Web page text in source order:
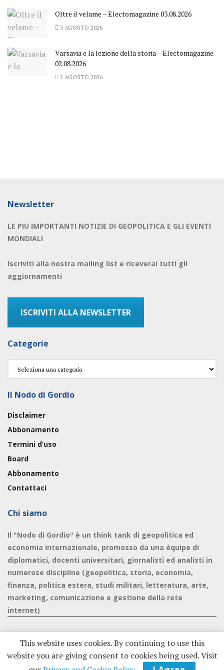
Oltre il velame – Electomagazine 03.08.2026
3 AGOSTO 2026
Varsavia e la lezione della storia – Electomagazine
02.08.2026
2 AGOSTO 2026
Newsletter
LE PIU IMPORTANTI NOTIZIE DI GEOPOLITICA E GLI EVENTI
MONDIALI
Iscriviti alla nostra mailing list e riceverai tutti gli
aggiornamenti
ISCRIVITI ALLA NEWSLETTER
Categorie
Categorie
Il Nodo di Gordio
Disclaimer
Abbonamento
Termini d’uso
Board
Abbonamento
Contattaci
Chi siamo
Il "Nodo di Gordio" è un think tank di geopolitica ed
economia internazionale, promosso da una équipe di
diplomatici, docenti universitari, giornalisti ed analisti in
numerose discipline (geopolitica, storia, economia,
finanza, politica estera, studi militari, letteratura, arte,
marketing, comunicazione e gestione della rete
internet)
© 2020 - Nodo di Gordio - Privacy Policy |Cookie Policy
This website uses cookies. By continuing to use this
website you are giving consent to cookies being used. Visit